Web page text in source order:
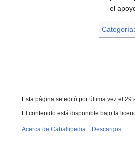
el
Categoría:
Esta página se editó por última vez el 29
El contenido está disponible bajo la
Acerca de Caballipedia Descargos